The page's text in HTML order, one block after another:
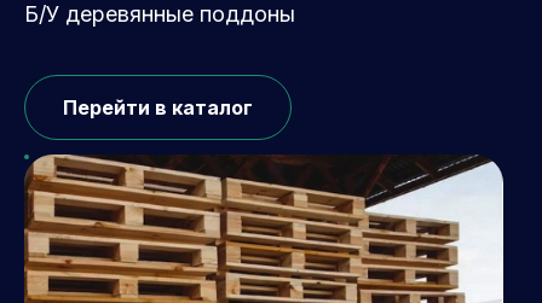
Б/У деревянные поддоны
Перейти в каталог